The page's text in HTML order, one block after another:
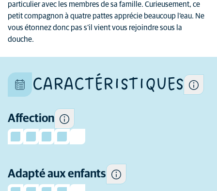
particulier avec les membres de sa famille. Curieusement, ce
petit compagnon à quatre pattes apprécie beaucoup l’eau. Ne
vous étonnez donc pas s’il vient vous rejoindre sous la
douche.
CARACTÉRISTIQUES
Affection
Adapté aux enfants
diffèrent aussi au sein d'une
Combien d'attention et
d'affection cette race
Certains chats ont tendance à
être plus enjoués et sociables
tolérer leur comportement
que d'autres.
À quel point cette race a
tendance à être active.